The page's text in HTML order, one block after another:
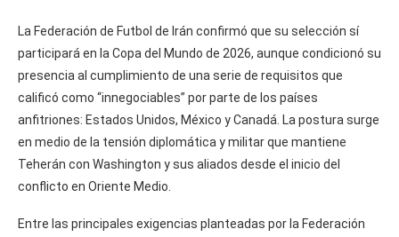
La Federación de Futbol de Irán confirmó que su selección sí
participará en la Copa del Mundo de 2026, aunque condicionó su
presencia al cumplimiento de una serie de requisitos que
calificó como “innegociables” por parte de los países
anfitriones: Estados Unidos, México y Canadá. La postura surge
en medio de la tensión diplomática y militar que mantiene
Teherán con Washington y sus aliados desde el inicio del
conflicto en Oriente Medio.
Entre las principales exigencias planteadas por la Federación